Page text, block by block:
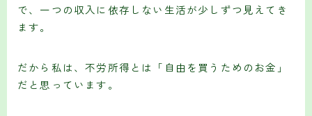
で、一つの収入に依存しない生活が少しずつ見えてき
ます。
だから私は、不労所得とは「自由を買うためのお金」
だと思っています。